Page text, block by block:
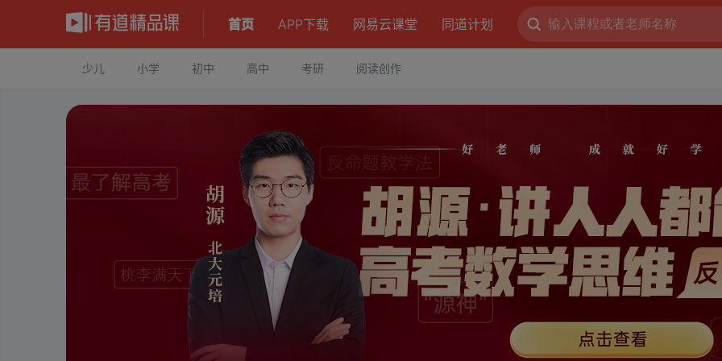
首页 APP下载 网易云课堂 同道计划
少儿 小学 初中 高中 考研 阅读创作